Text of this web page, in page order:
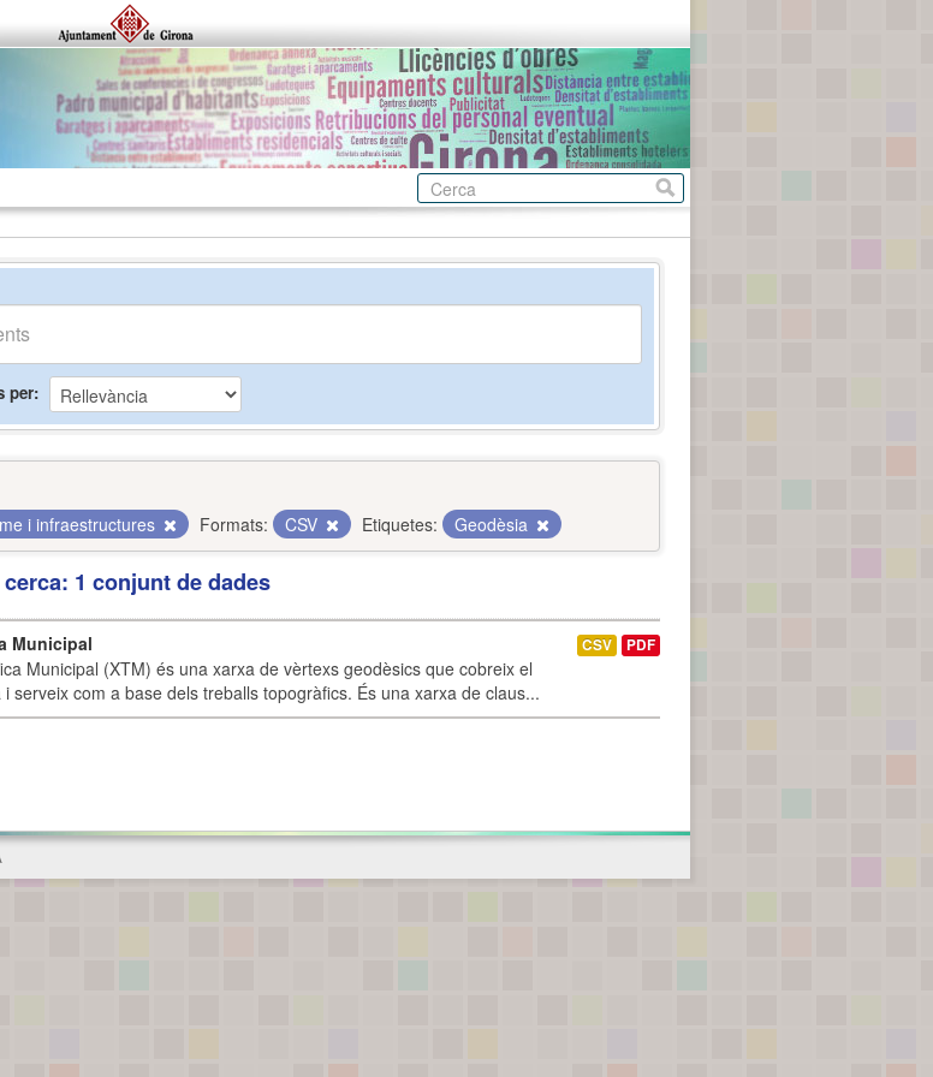
per
i infraestructures Formats: CSV Etiquetes: Geodèsia
1 conjunt de dades
Municipal
Municipal (XTM) és una xarxa de vèrtexs geodèsics que cobreix el
serveix com a base dels treballs topogràfics. És una xarxa de claus...
CSV PDF